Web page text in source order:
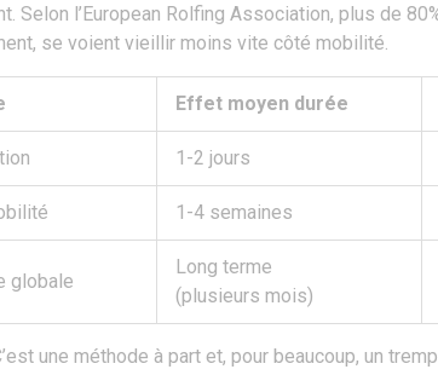
Selon l’European Rolfing Association, plus de
se voient vieillir moins vite côté mobilité.
Effet moyen durée
1-2 jours
1-4 semaines
globale
Long terme
(plusieurs mois)
une méthode à part et, pour beaucoup, un